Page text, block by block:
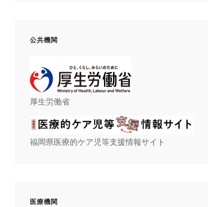
公共機関
厚生労働省
福岡県医療的ケア児等支援情報サイト
医療機関